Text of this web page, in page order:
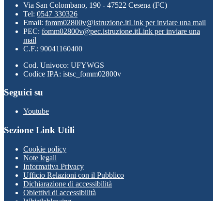
Via San Colombano, 190 - 47522 Cesena (FC)
Tel: 0547 330326
Email: fomm02800v@istruzione.itLink per inviare una mail
PEC: fomm02800v@pec.istruzione.itLink per inviare una
mail
C.F.: 90041160400
Cod. Univoco: UFYWGS
Codice IPA: istsc_fomm02800v
Seguici su
Youtube
Sezione Link Utili
Cookie policy
Note legali
Informativa Privacy
Ufficio Relazioni con il Pubblico
Dichiarazione di accessibilità
Obiettivi di accessibilità